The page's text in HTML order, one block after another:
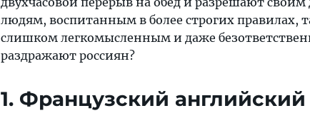
слишком
легкомысленным
и
даже
Чем
людям, воспитанным в более строгих правилах,
слишком легкомысленным и даже
раздражают россиян?
1. Французский английский